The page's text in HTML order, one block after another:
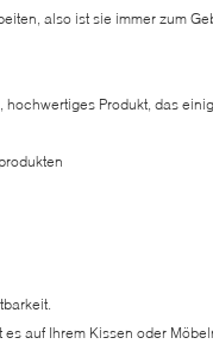
also ist sie immer zum
Produkt, das
auf Ihrem Kissen oder